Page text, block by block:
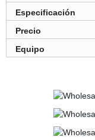
Especificación
Precio
Equipo